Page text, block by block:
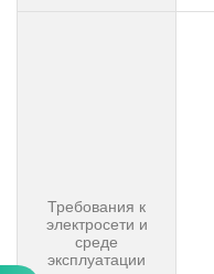
Требования к
электросети и
среде
эксплуатации